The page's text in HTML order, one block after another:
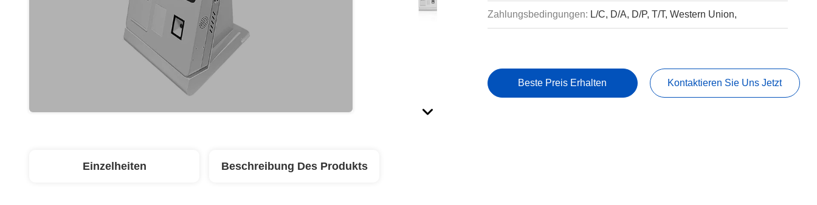
Zahlungsbedingungen: L/C, D/A, D/P, T/T, Western Union,
Beste Preis Erhalten Kontaktieren Sie Uns Jetzt
Einzelheiten Beschreibung Des Produkts